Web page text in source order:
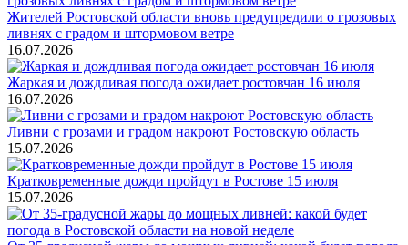
Жителей Ростовской области вновь предупредили о грозовых
ливнях с градом и штормовом ветре
16.07.2026
Жаркая и дождливая погода ожидает ростовчан 16 июля
16.07.2026
Ливни с грозами и градом накроют Ростовскую область
15.07.2026
Кратковременные дожди пройдут в Ростове 15 июля
15.07.2026